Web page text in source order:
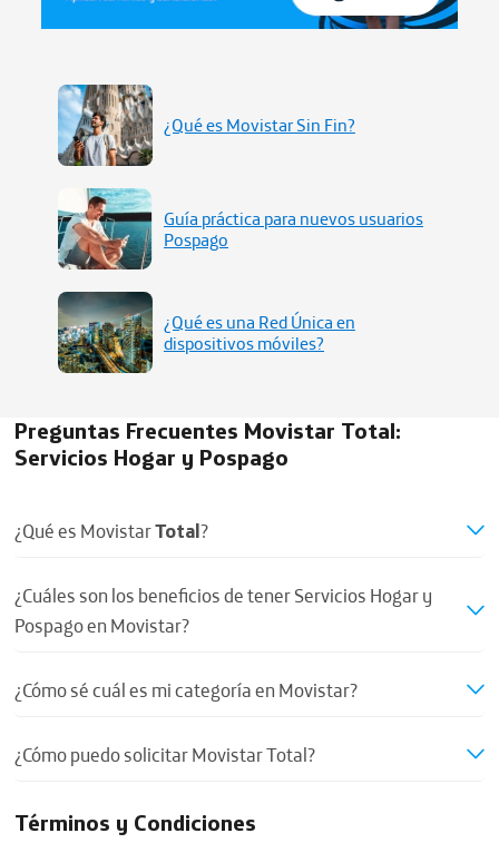
¿Qué es Movistar Sin Fin?
Guía práctica para nuevos usuarios
Pospago
¿Qué es una Red Única en
dispositivos móviles?
Preguntas Frecuentes Movistar Total:
Servicios Hogar y Pospago
¿Qué es MovistarTotal?
¿Cuáles son los beneficios de tener Servicios Hogar y
Pospago en Movistar?
¿Cómo sé cuál es mi categoría en Movistar?
¿Cómo puedo solicitar Movistar Total?
Términos y Condiciones